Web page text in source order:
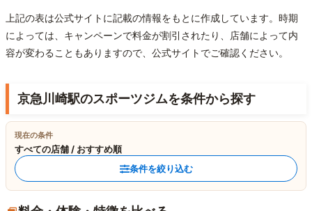
上記の表は公式サイトに記載の情報をもとに作成しています。時期
によっては、キャンペーンで料金が割引されたり、店舗によって内
容が変わることもありますので、公式サイトでご確認ください。
京急川崎駅のスポーツジムを条件から探す
現在の条件
すべての店舗 / おすすめ順
条件を絞り込む